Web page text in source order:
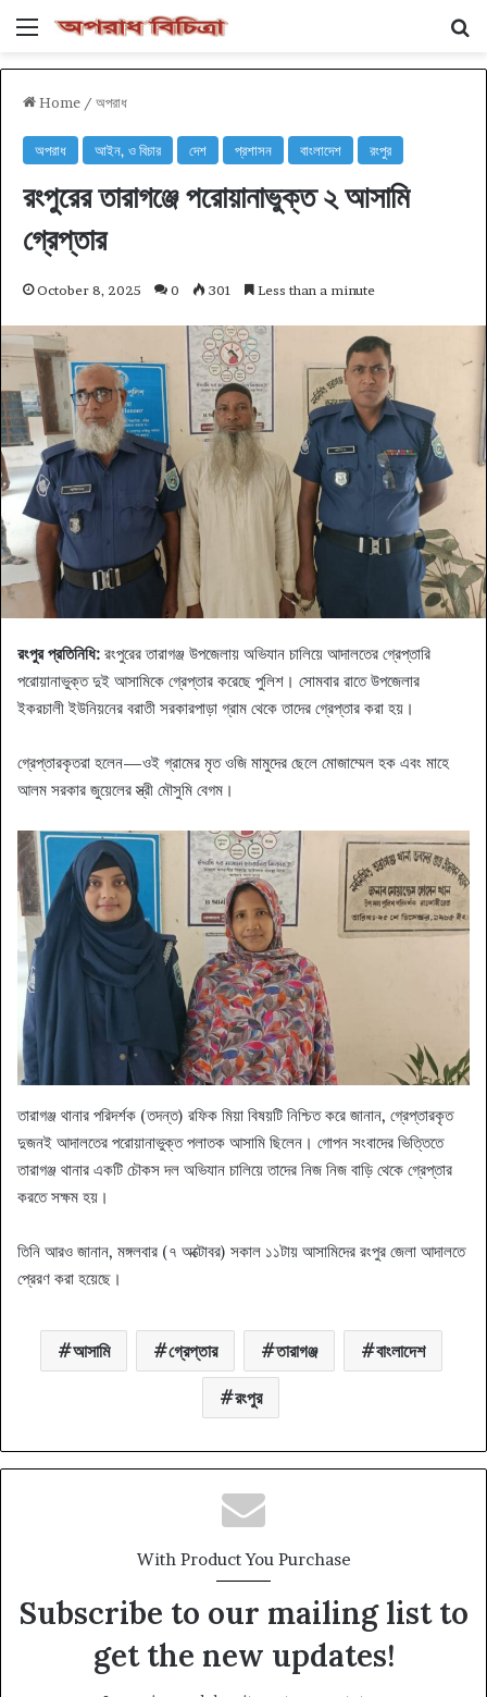
Menu
Home / অপরাধ
অপরাধ আইন, ও বিচার দেশ প্রশাসন বাংলাদেশ রংপুর
রংপুরের তারাগঞ্জে পরোয়ানাভুক্ত ২ আসামি
গ্রেপ্তার
October 8, 2025 0 301 Less than a minute
রংপুর প্রতিনিধি: রংপুরের তারাগঞ্জ উপজেলায় অভিযান চালিয়ে আদালতের গ্রেপ্তারি
পরোয়ানাভুক্ত দুই আসামিকে গ্রেপ্তার করেছে পুলিশ। সোমবার রাতে উপজেলার
ইকরচালী ইউনিয়নের বরাতী সরকারপাড়া গ্রাম থেকে তাদের গ্রেপ্তার করা হয়।
গ্রেপ্তারকৃতরা হলেন—ওই গ্রামের মৃত ওজি মামুদের ছেলে মোজাম্মেল হক এবং মাহে
আলম সরকার জুয়েলের স্ত্রী মৌসুমি বেগম।
তারাগঞ্জ থানার পরিদর্শক (তদন্ত) রফিক মিয়া বিষয়টি নিশ্চিত করে জানান, গ্রেপ্তারকৃত
দুজনই আদালতের পরোয়ানাভুক্ত পলাতক আসামি ছিলেন। গোপন সংবাদের ভিত্তিতে
তারাগঞ্জ থানার একটি চৌকস দল অভিযান চালিয়ে তাদের নিজ নিজ বাড়ি থেকে গ্রেপ্তার
করতে সক্ষম হয়।
তিনি আরও জানান, মঙ্গলবার (৭ অক্টোবর) সকাল ১১টায় আসামিদের রংপুর জেলা আদালতে
প্রেরণ করা হয়েছে।
আসামি গ্রেপ্তার তারাগঞ্জ বাংলাদেশ
রংপুর
With Product You Purchase
Subscribe to our mailing list to
get the new updates!